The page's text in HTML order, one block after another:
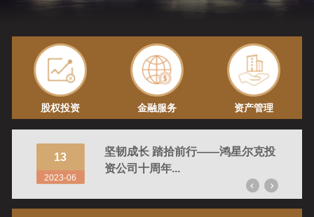
股权投资 金融服务 资产管理
13
2023-06
坚韧成长 踏拾前行——鸿星尔克投
资公司十周年...